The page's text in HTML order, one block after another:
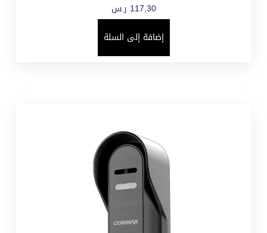
117,30 ر.س
إضافة إلى السلة